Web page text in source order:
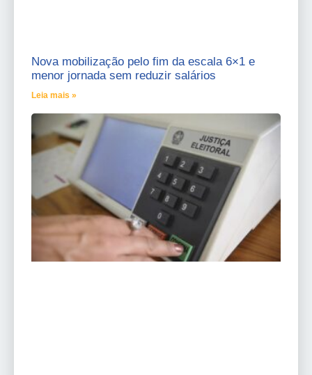
Nova mobilização pelo fim da escala 6×1 e
menor jornada sem reduzir salários
Leia mais »